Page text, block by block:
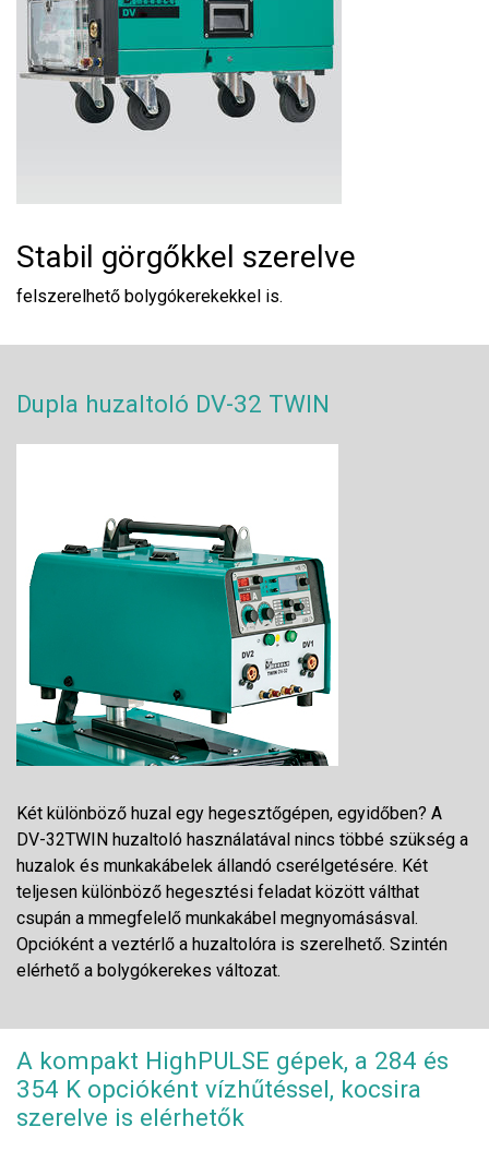
Stabil görgőkkel szerelve
felszerelhető bolygókerekekkel is.
Dupla huzaltoló DV-32 TWIN
Két különböző huzal egy hegesztőgépen, egyidőben? A
DV-32TWIN huzaltoló használatával nincs többé szükség a
huzalok és munkakábelek állandó cserélgetésére. Két
teljesen különböző hegesztési feladat között válthat
csupán a mmegfelelő munkakábel megnyomásásval.
Opcióként a veztérlő a huzaltolóra is szerelhető. Szintén
elérhető a bolygókerekes változat.
A kompakt HighPULSE gépek, a 284 és
354 K opcióként vízhűtéssel, kocsira
szerelve is elérhetők